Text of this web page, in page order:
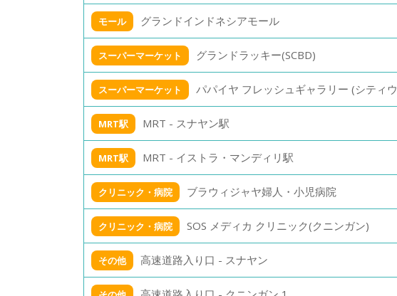
モール グランドインドネシアモール
スーパーマーケット グランドラッキー(SCBD)
スーパーマーケット パパイヤ フレッシュギャラリー (シティ
MRT駅 MRT - スナヤン駅
MRT駅 MRT - イストラ・マンディリ駅
クリニック・病院 ブラウィジャヤ婦人・小児病院
クリニック・病院 SOS メディカ クリニック(クニンガン)
その他 高速道路入り口 - スナヤン